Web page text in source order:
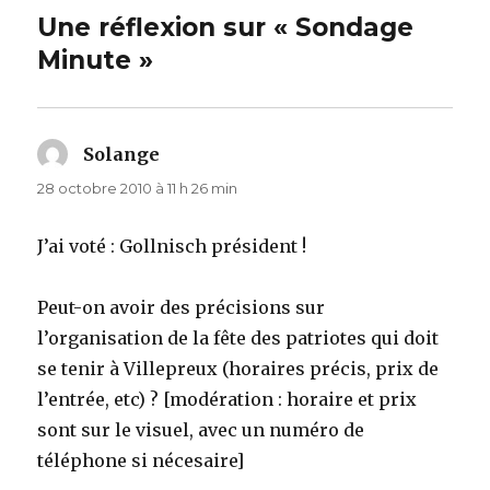
Une réflexion sur « Sondage
Minute »
Solange
28 octobre 2010 à 11 h 26 min
J’ai voté : Gollnisch président !
Peut-on avoir des précisions sur
l’organisation de la fête des patriotes qui doit
se tenir à Villepreux (horaires précis, prix de
l’entrée, etc) ? [modération : horaire et prix
sont sur le visuel, avec un numéro de
téléphone si nécesaire]